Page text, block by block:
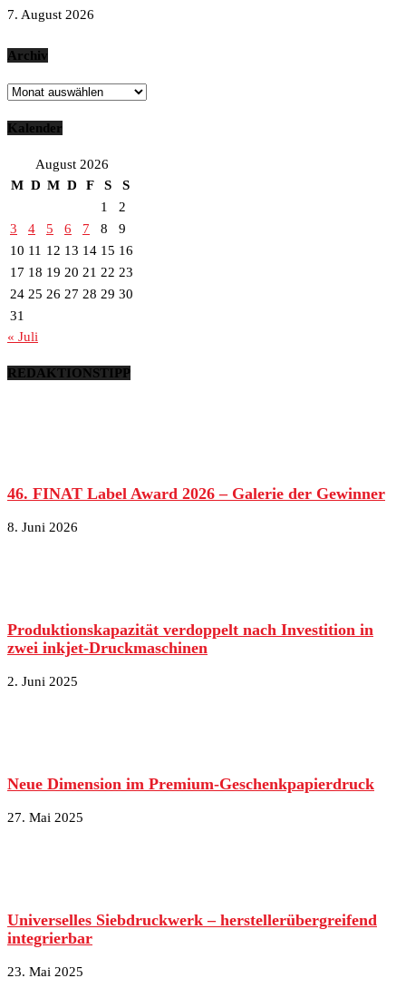
7. August 2026
Archiv
Archiv
Kalender
August 2026
M D M D F S
S
1
2
3
4 5 6 7 8
9
10 11 12 13 14 15 16
17 18 19 20 21 22 23
24 25 26 27 28 29 30
31
« Juli
REDAKTIONSTIPP
46. FINAT Label Award 2026 – Galerie der Gewinner
8. Juni 2026
Produktionskapazität verdoppelt nach Investition in
zwei inkjet-Druckmaschinen
2. Juni 2025
Neue Dimension im Premium-Geschenkpapierdruck
27. Mai 2025
Universelles Siebdruckwerk – herstellerübergreifend
integrierbar
23. Mai 2025